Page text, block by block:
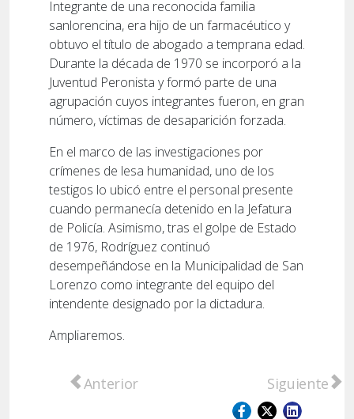
Integrante de una reconocida familia
sanlorencina, era hijo de un farmacéutico y
obtuvo el título de abogado a temprana edad.
Durante la década de 1970 se incorporó a la
Juventud Peronista y formó parte de una
agrupación cuyos integrantes fueron, en gran
número, víctimas de desaparición forzada.
En el marco de las investigaciones por
crímenes de lesa humanidad, uno de los
testigos lo ubicó entre el personal presente
cuando permanecía detenido en la Jefatura
de Policía. Asimismo, tras el golpe de Estado
de 1976, Rodríguez continuó
desempeñándose en la Municipalidad de San
Lorenzo como integrante del equipo del
intendente designado por la dictadura.
Ampliaremos.
Artículo anterior: Tensión en el sector
Anterior Artículo
Siguiente